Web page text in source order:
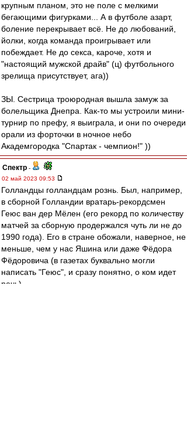
крупным планом, это не поле с мелкими
бегающими фигурками... А в футболе азарт,
боление перекрывает всё. Не до любований,
йолки, когда команда проигрывает или
побеждает. Не до секса, кароче, хотя и
"настоящий мужской драйв" (ц) футбольного
зрелища присутствует, ага))
ЗЫ. Сестрица троюродная вышла замуж за
болельщика Днепра. Как-то мы устроили мини-
турнир по префу, я выиграла, и они по очереди
орали из форточки в ночное небо
Академгородка "Спартак - чемпион!" ))
Спектр -
02 май 2023 09:53
Голландцы голландцам рознь. Был, например,
в сборной Голландии вратарь-рекордсмен
Геюс ван дер Мёлен (его рекорд по количеству
матчей за сборную продержался чуть ли не до
1990 года). Его в стране обожали, наверное, не
меньше, чем у нас Яшина или даже Фёдора
Фёдоровича (в газетах буквально могли
написать "Геюс", и сразу понятно, о ком идет
речь).